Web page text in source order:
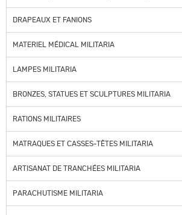
DRAPEAUX ET FANIONS
MATERIEL MÉDICAL MILITARIA
LAMPES MILITARIA
BRONZES, STATUES ET SCULPTURES MILITARIA
RATIONS MILITAIRES
MATRAQUES ET CASSES-TÊTES MILITARIA
ARTISANAT DE TRANCHÉES MILITARIA
PARACHUTISME MILITARIA